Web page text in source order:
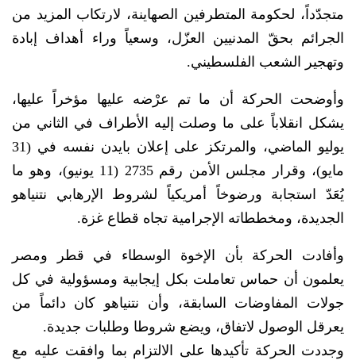
متجدّداً، لحكومة المتطرفين الصهاينة، لارتكاب المزيد من
الجرائم بحقّ المدنيين العزّل، وسعياً وراء أهداف إبادة
وتهجير الشعب الفلسطيني.
وأوضحت الحركة أن ما تم عرْضه عليها مؤخراً عليها،
يشكل انقلاباً على ما وصلت إليه الأطراف في الثاني من
يوليو الماضي، والمرتكز على إعلان بايدن نفسه في (31
مايو)، وقرار مجلس الأمن رقم 2735 (11 يونيو)، وهو ما
يُعَدّ استجابة ورضوخاً أمريكياً لشروط الإرهابي نتنياهو
الجديدة، ومخططاته الإجرامية تجاه قطاع غزة.
وأفادت الحركة بأن الإخوة الوسطاء في قطر ومصر
يعلمون أن حماس تعاملت بكل إيجابية ومسؤولية في كل
جولات المفاوضات السابقة، وأن نتنياهو كان دائماً من
يعرقل الوصول لاتفاق، ويضع شروطا وطلبات جديدة.
وجددت الحركة تأكيدها على الالتزام بما وافقت عليه مع